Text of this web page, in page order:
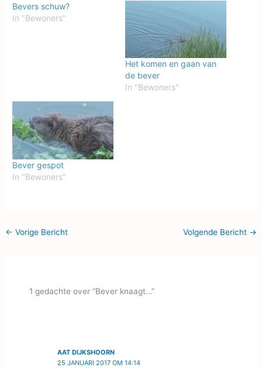
Bevers schuw?
In "Bewoners"
Het komen en gaan van
de bever
In "Bewoners"
Bever gespot
In "Bewoners"
← Vorige Bericht Volgende Bericht →
1 gedachte over “Bever knaagt…”
AAT DIJKSHOORN
25 JANUARI 2017 OM 14:14